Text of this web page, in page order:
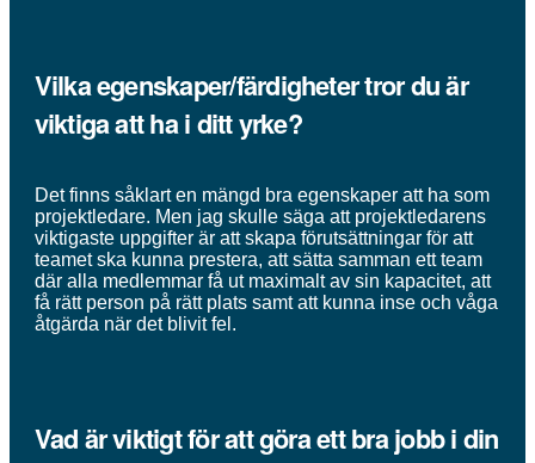
Vilka egenskaper/färdigheter tror du är
viktiga att ha i ditt yrke?
Det finns såklart en mängd bra egenskaper att ha som
projektledare. Men jag skulle säga att projektledarens
viktigaste uppgifter är att skapa förutsättningar för att
teamet ska kunna prestera, att sätta samman ett team
där alla medlemmar få ut maximalt av sin kapacitet, att
få rätt person på rätt plats samt att kunna inse och våga
åtgärda när det blivit fel.
Vad är viktigt för att göra ett bra jobb i din